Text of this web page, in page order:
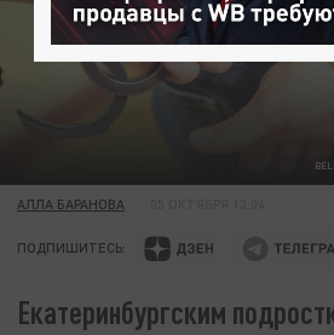
АЛЛА БАРАНОВА
ПОДПИШИТЕСЬ:
Екатеринбургским